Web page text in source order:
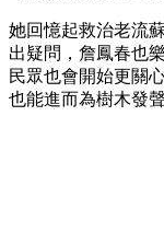
她回憶起救治老流
出疑問，詹鳳春也
民眾也會開始更關
也能進而為樹木發聲